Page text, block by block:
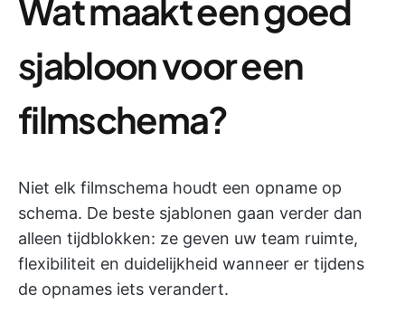
Wat maakt een goed
sjabloon voor een
filmschema?
Niet elk filmschema houdt een opname op
schema. De beste sjablonen gaan verder dan
alleen tijdblokken: ze geven uw team ruimte,
flexibiliteit en duidelijkheid wanneer er tijdens
de opnames iets verandert.